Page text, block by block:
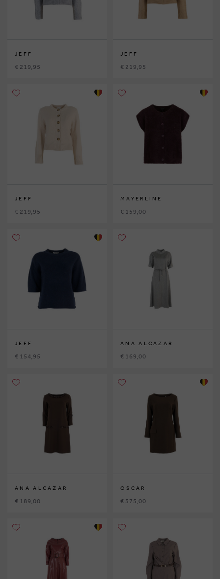
JEFF
€ 219,95
JEFF
€ 219,95
JEFF
€ 219,95
MAYERLINE
€ 159,00
JEFF
€ 154,95
ANA ALCAZAR
€ 169,00
ANA ALCAZAR
€ 189,00
OSCAR
€ 375,00